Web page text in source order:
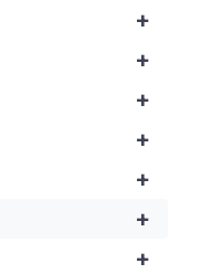
+
+
+
+
+
+
+